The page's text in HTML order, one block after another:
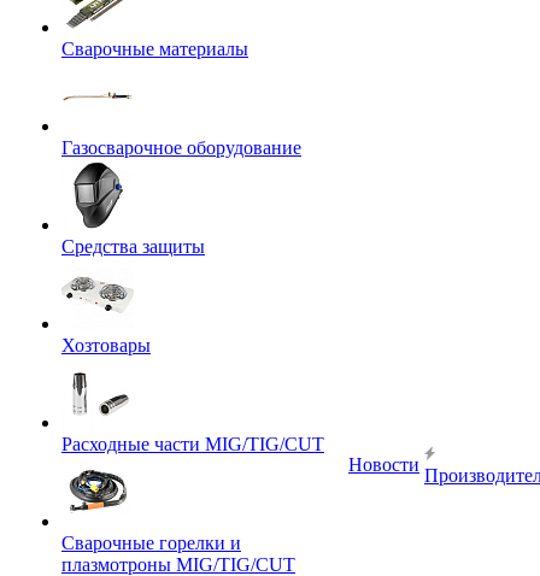
Сварочные материалы
Газосварочное оборудование
Средства защиты
Хозтовары
Расходные части MIG/TIG/CUT
Сварочные горелки и
плазмотроны MIG/TIG/CUT
Новости